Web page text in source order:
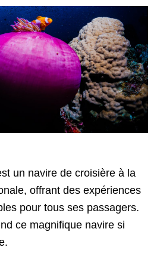
un navire de croisière à la
offrant des expériences
pour tous ses passagers.
ce magnifique navire si